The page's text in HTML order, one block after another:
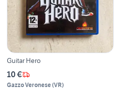
Guitar Hero
10 €
Gazzo Veronese(VR)